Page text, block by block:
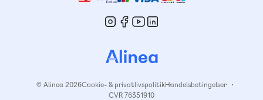
© Alinea 2026Cookie- & privatlivspolitikHandelsbetingelser
CVR 76351910